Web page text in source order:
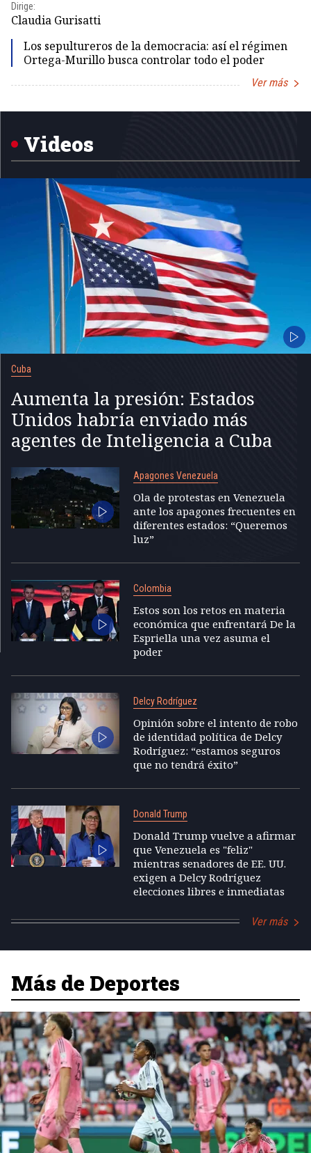
Dirige:
Claudia Gurisatti
Los sepultureros de la democracia: así el régimen
Ortega-Murillo busca controlar todo el poder
Ver más
Videos
Cuba
Aumenta la presión: Estados
Unidos habría enviado más
agentes de Inteligencia a Cuba
Apagones Venezuela
Ola de protestas en Venezuela
ante los apagones frecuentes en
diferentes estados: “Queremos
luz”
Colombia
Estos son los retos en materia
económica que enfrentará De la
Espriella una vez asuma el
poder
Delcy Rodríguez
Opinión sobre el intento de robo
de identidad política de Delcy
Rodríguez: “estamos seguros
que no tendrá éxito”
Donald Trump
Donald Trump vuelve a afirmar
que Venezuela es "feliz"
mientras senadores de EE. UU.
exigen a Delcy Rodríguez
elecciones libres e inmediatas
Ver más
Más de Deportes